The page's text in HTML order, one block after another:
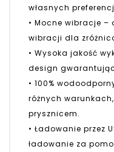
własnych
• Mocne wibracje –
wibracji dla
• Wysoka jakość
design
• 100%
różnych
prysznicem.
• Ładowanie przez
ładowanie za